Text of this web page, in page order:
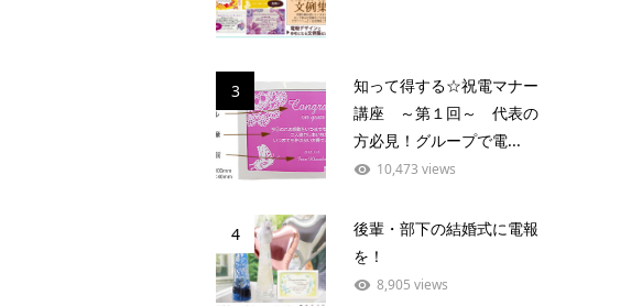
3
知って得する☆祝電マナー
講座 ～第１回～ 代表の
方必見！グループで電...
10,473 views
4
後輩・部下の結婚式に電報
を！
8,905 views